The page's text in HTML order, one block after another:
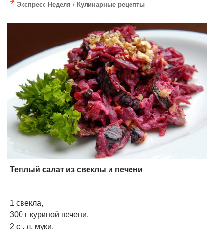
Экспресс Неделя / Кулинарные рецепты
Теплый салат из свеклы и печени
1 свекла,
300 г куриной печени,
2 ст. л. муки,